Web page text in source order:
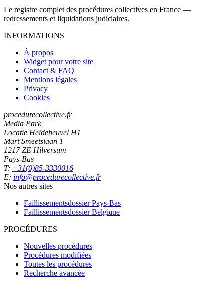
Le registre complet des procédures collectives en France —
redressements et liquidations judiciaires.
INFORMATIONS
À propos
Widget pour votre site
Contact & FAQ
Mentions légales
Privacy
Cookies
procedurecollective.fr
Media Park
Locatie Heideheuvel H1
Mart Smeetslaan 1
1217 ZE Hilversum
Pays-Bas
T: +31(0)85-3330016
E: info@procedurecollective.fr
Nos autres sites
Faillissementsdossier Pays-Bas
Faillissementsdossier Belgique
PROCÉDURES
Nouvelles procédures
Procédures modifiées
Toutes les procédures
Recherche avancée